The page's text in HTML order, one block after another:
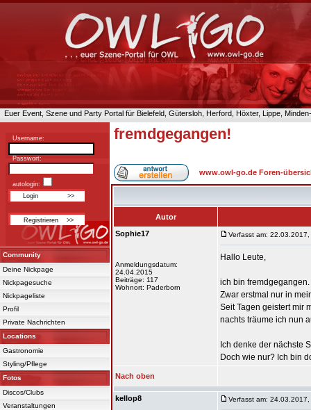
Euer Event, Szene und Party Portal für Bielefeld, Gütersloh, Herford, Höxter, Lippe,
Username:
Passwort:
autologin:
Community
Deine Nickpage
Nickpagesuche
Nickpageliste
Profil
Private Nachrichten
Locations
Gastronomie
Styling/Pflege
Fotos
Discos/Clubs
Veranstaltungen
fremdgegangen!
www.owl-go.de Foren-
Autor
Sophie17
Anmeldungsdatum:
24.04.2015
Beiträge: 117
Wohnort: Paderborn
Verfasst am:
Hallo Leute,
ich bin fremdgegangen.
Zwar erstmal nur in
Seit Tagen geistert mir
nachts träume ich nun
Ich denke der nächste
Doch wie nur? Ich bin
Nach oben
kellop8 Verfasst am: